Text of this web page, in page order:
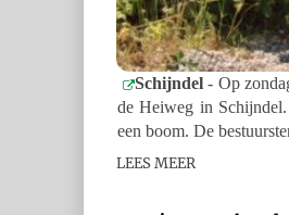
Schijndel - Op
de Heiweg in Schijndel.
een boom. De
LEES MEER